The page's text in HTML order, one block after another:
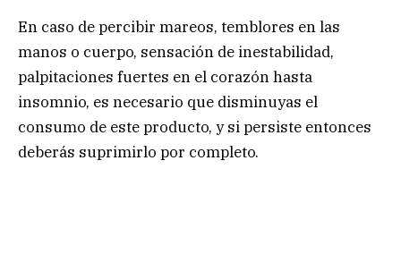
En caso de percibir mareos, temblores en las
manos o cuerpo, sensación de inestabilidad,
palpitaciones fuertes en el corazón hasta
insomnio, es necesario que disminuyas el
consumo de este producto, y si persiste entonces
deberás suprimirlo por completo.